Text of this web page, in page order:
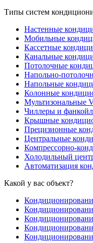
Типы систем
Настенные
Мобильные
Кассетные
Канальные
Потолочные
Напольно-
Напольные
Колонные
Мультизональные
Чиллеры и
Крышные
Прецизионные
Центральные
Компрессорно-
Холодильный
Автоматизация
Какой у вас объект?